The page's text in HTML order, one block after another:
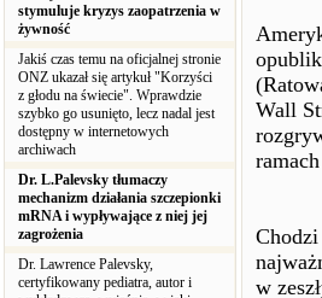
stymuluje kryzys zaopatrzenia w
żywność
Jakiś czas temu na oficjalnej stronie
ONZ ukazał się artykuł "Korzyści
z głodu na świecie". Wprawdzie
szybko go usunięto, lecz nadal jest
dostępny w internetowych
archiwach
Dr. L.Palevsky tłumaczy
mechanizm działania szczepionki
mRNA i wypływające z niej jej
zagrożenia
Dr. Lawrence Palevsky,
certyfikowany pediatra, autor i
Wall
Chodzi
w